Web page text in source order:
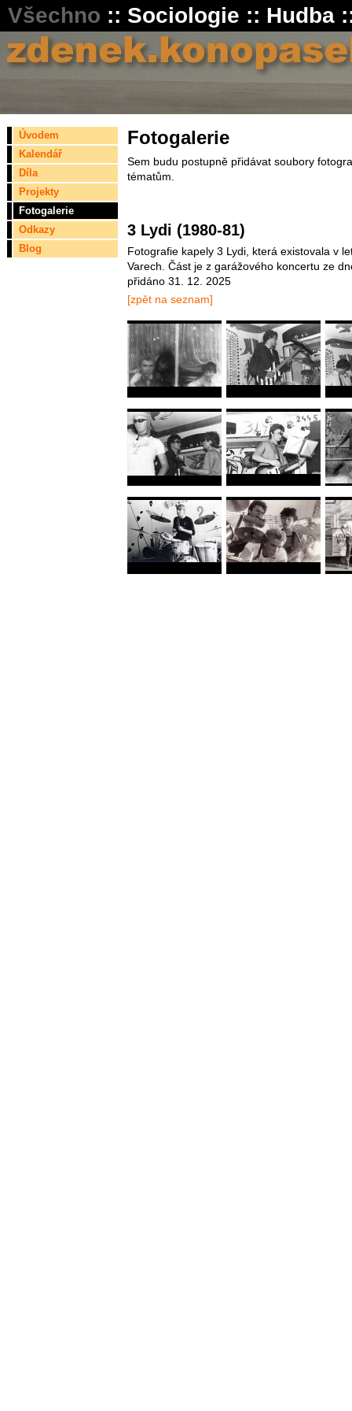
Všechno :: Sociologie :: Hudba
Úvodem
Kalendář
Díla
Projekty
Fotogalerie
Odkazy
Blog
Fotogalerie
Sem budu postupně přidávat soubory
tématům.
3 Lydi (1980-81)
Fotografie kapely 3 Lydi, která existovala v
Varech. Část je z garážového koncertu ze
přidáno 31. 12. 2025
[zpět na seznam]